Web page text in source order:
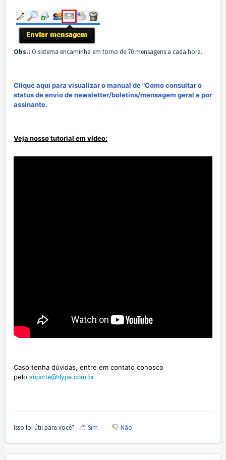
Obs.: O sistema encaminha em torno de 70 mensagens a cada hora.
Clique aqui para visualizar o manual de "Como consultar o
status de envio de newsletter/boletins/mensagem geral e por
assinante.
Veja nosso tutorial em vídeo:
Caso tenha dúvidas, entre em contato conosco
pelo suporte@dype.com.br
Isso foi útil para você? Sim Não